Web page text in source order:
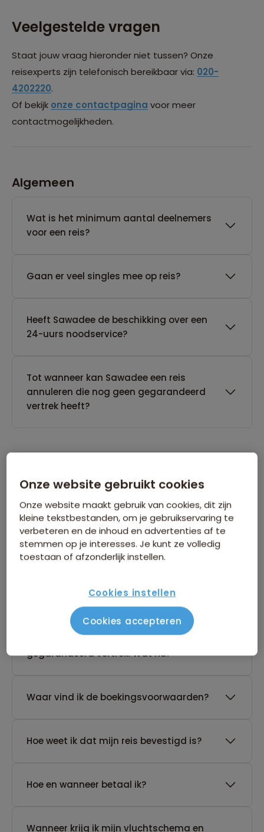
Veelgestelde vragen
Staat jouw vraag hieronder niet tussen? Onze
reisexperts zijn telefonisch bereikbaar via: 020-
4202220.
Of bekijk onze contactpagina voor meer
contactmogelijkheden.
Algemeen
Wat is het minimum aantal deelnemers
voor een reis?
Gaan er veel singles mee op reis?
Heeft Sawadee de beschikking over een
24-uurs noodservice?
Tot wanneer kan Sawadee een reis
annuleren die nog geen gegarandeerd
vertrek heeft?
Boeken van je reis
Wanneer kan ik het beste een reis
boeken?
De reis van mijn keuze heeft nog geen
gegarandeerd vertrek. Wat nu?
Waar vind ik de boekingsvoorwaarden?
Hoe weet ik dat mijn reis bevestigd is?
Hoe en wanneer betaal ik?
Wanneer krijg ik mijn vluchtschema en
Onze website gebruikt cookies
Onze website maakt gebruik van cookies, dit zijn
kleine tekstbestanden, om je gebruikservaring te
verbeteren en de inhoud en advertenties af te
stemmen op je interesses. Je kunt ze volledig
toestaan of afzonderlijk instellen.
Cookies instellen
Cookies accepteren